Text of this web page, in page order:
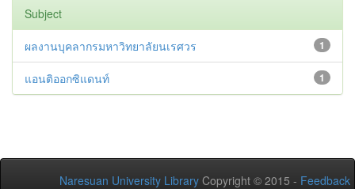
Subject
1
ผลงานบุคลากรมหาวิทยาลัยนเรศวร
1
แอนติออกซิแดนท์
Naresuan University Library Copyright © 2015 - Feedback